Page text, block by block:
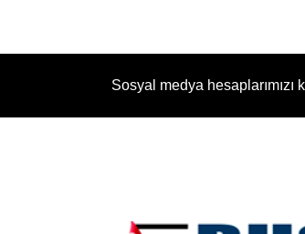
Sosyal medya hesaplarımızı